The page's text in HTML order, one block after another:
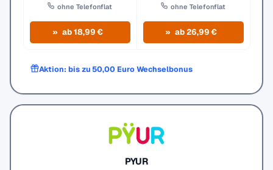
ohne Telefonflat
ab 18,99 €
ohne Telefonflat
ab 26,99 €
Aktion: bis zu 50,00 Euro Wechselbonus
PYUR